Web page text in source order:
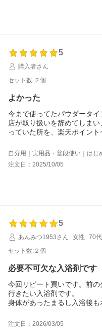
5
購入者さん
セット数:２個
よかった
今まで使ってたパウダータ
店が取り扱いを辞めてしま
っていた所を、楽天ポイン
かれて購入してみました。
開けてびっくりしたのは硬い
端で袋が破けないか心配で
トとして身体を温めることが
自分用｜実用品・普段使い｜はじ
注文日：2025/10/05
5
あんみつ1953さん
女性
70
セット数:２個
必要不可欠な入浴剤です
今回リピート買いです。前
行きたい入浴剤です。
身体があったまるし入浴後も
注文日：2026/03/05